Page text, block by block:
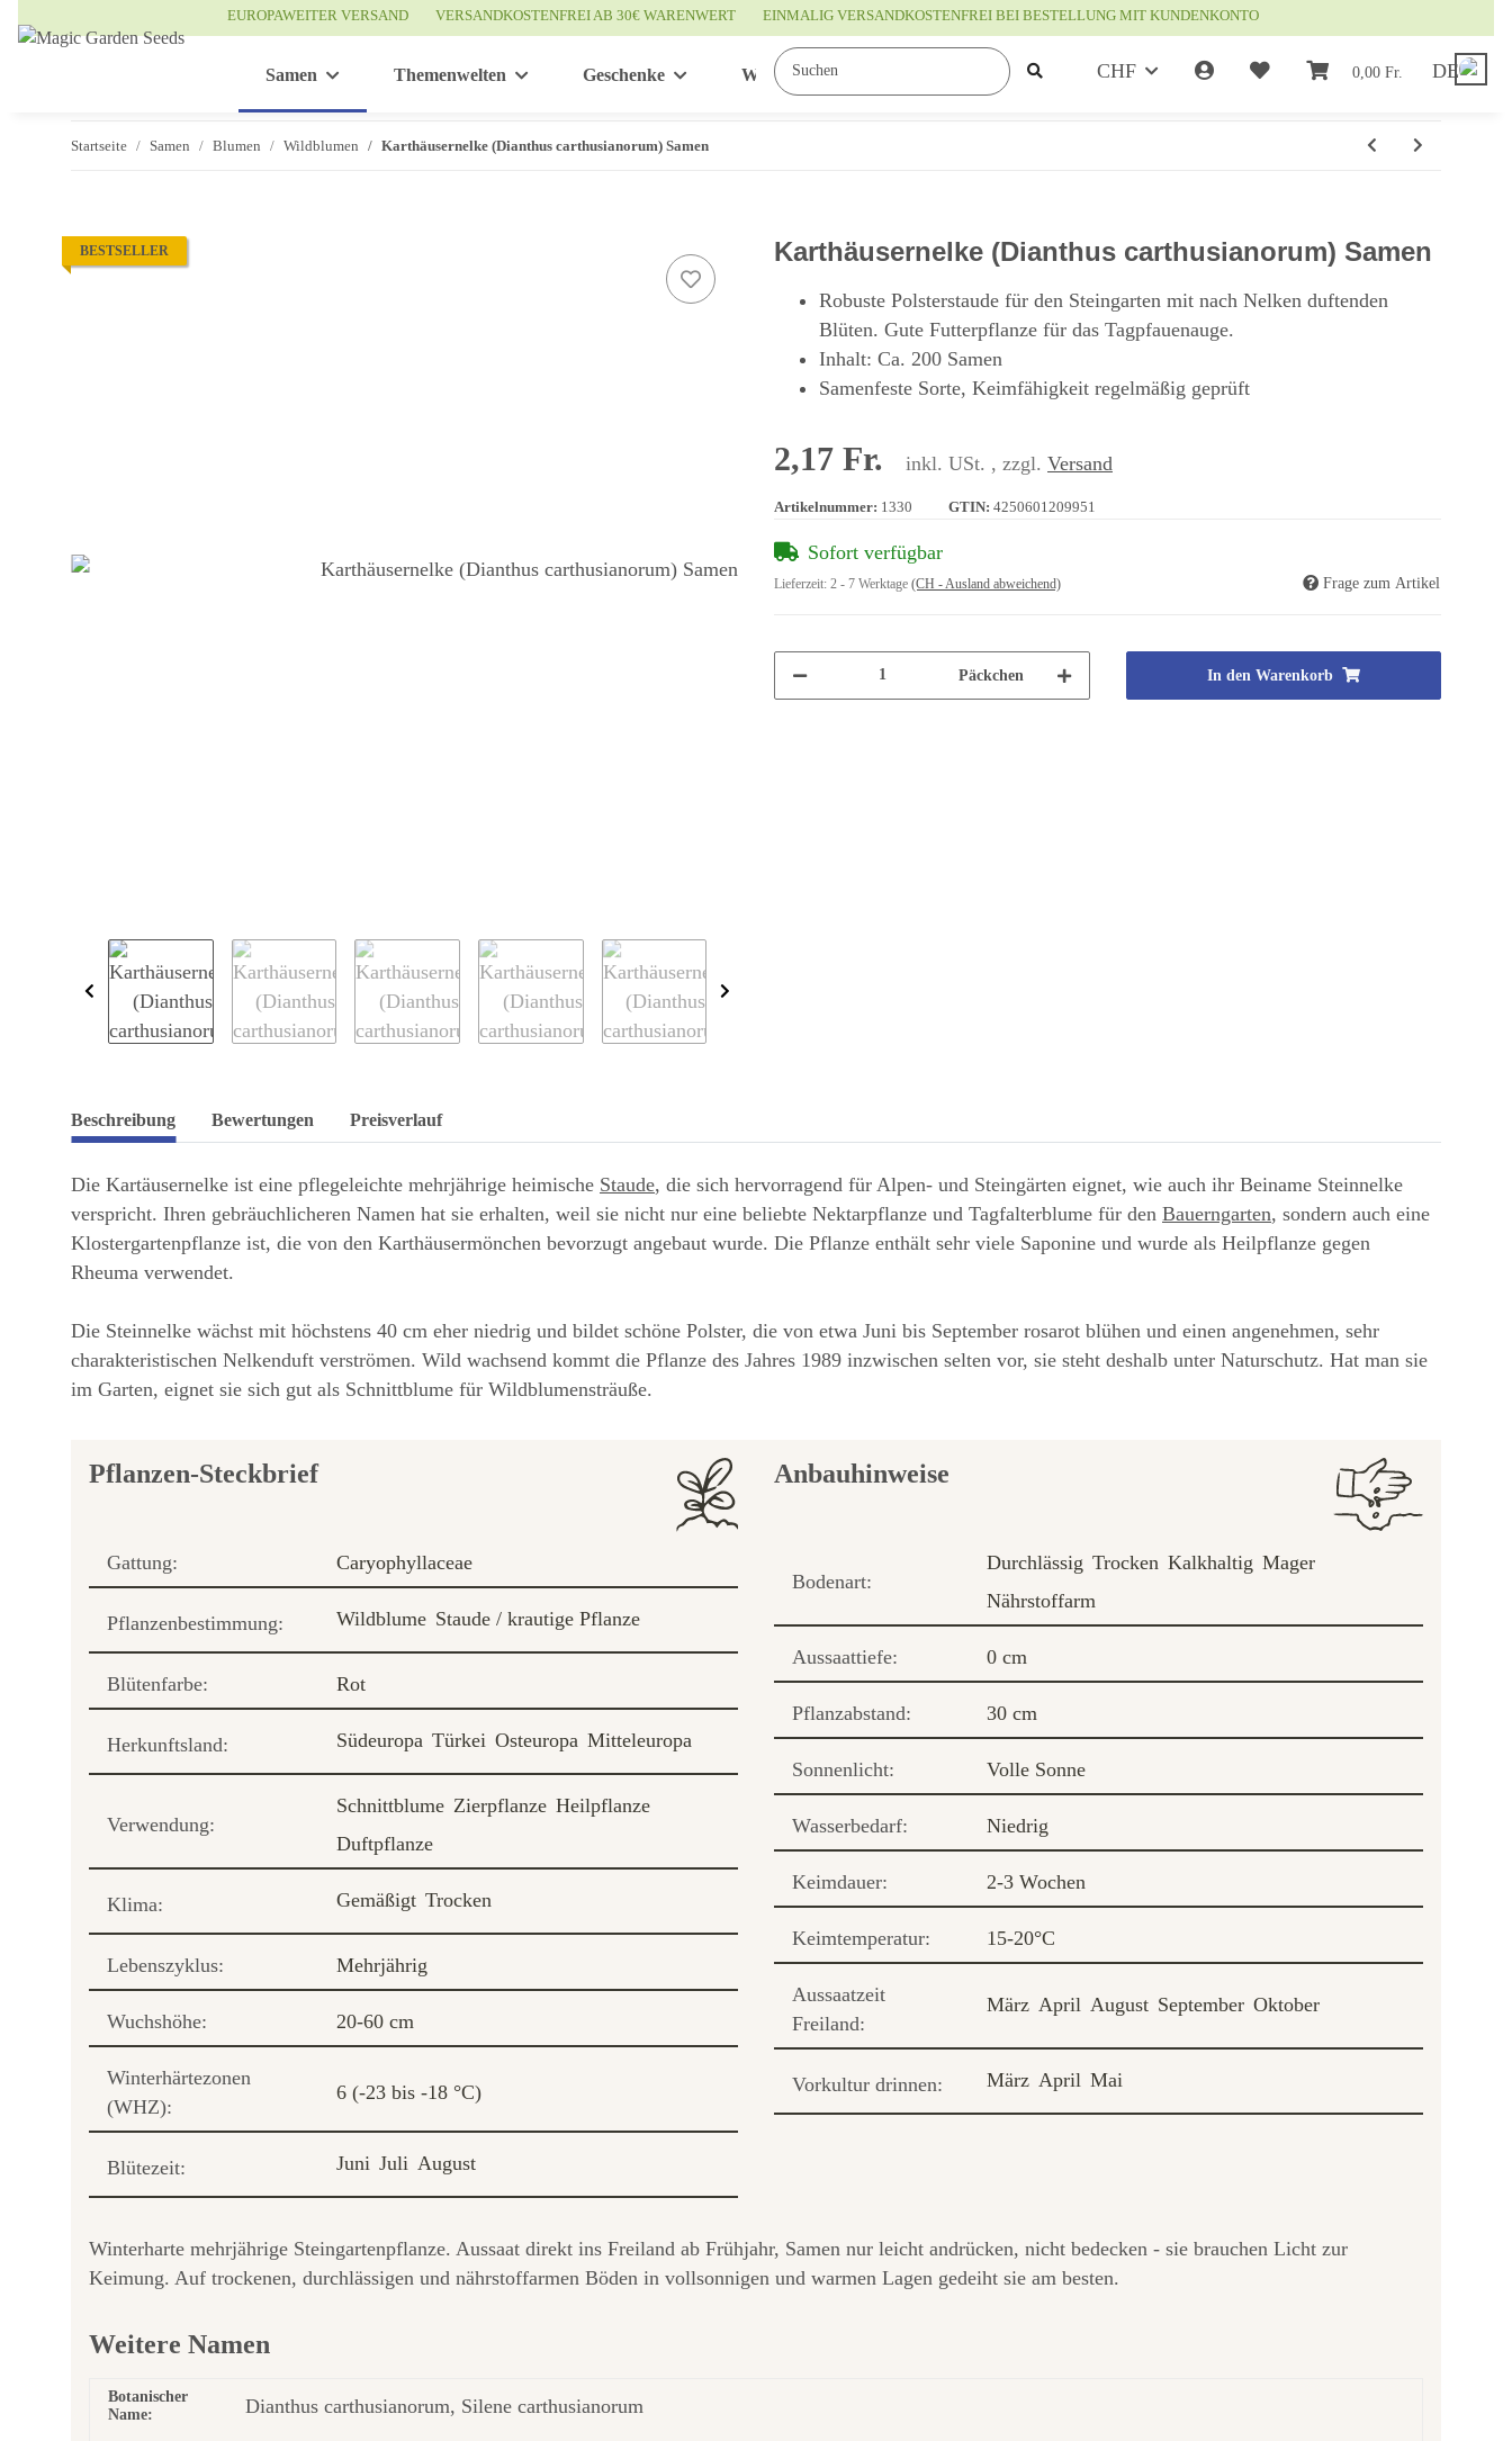
EUROPAWEITER VERSAND VERSANDKOSTENFREI AB 30€ WARENWERT EINMALIG VERSANDKOSTENFREI BEI BESTELLUNG MIT KUNDENKONTO
CHF 0,00 Fr. DE
Samen Themenwelten Geschenke Wissenswertes
Startseite Samen Blumen Wildblumen Karthäusernelke (Dianthus carthusianorum) Samen
BESTSELLER Karthäusernelke (Dianthus carthusianorum) Samen
Robuste Polsterstaude für den Steingarten mit nach Nelken duftenden
Blüten. Gute Futterpflanze für das Tagpfauenauge.
Inhalt: Ca. 200 Samen
Samenfeste Sorte, Keimfähigkeit regelmäßig geprüft
2,17 Fr. inkl. USt. , zzgl. Versand
Artikelnummer: 1330 GTIN: 4250601209951
Sofort verfügbar
Lieferzeit: 2 - 7 Werktage (CH - Ausland abweichend) Frage zum Artikel
Päckchen In den Warenkorb
Beschreibung Bewertungen Preisverlauf
Die Kartäusernelke ist eine pflegeleichte mehrjährige heimische Staude, die sich hervorragend für Alpen- und Steingärten eignet, wie auch ihr Beiname Steinnelke
verspricht. Ihren gebräuchlicheren Namen hat sie erhalten, weil sie nicht nur eine beliebte Nektarpflanze und Tagfalterblume für den Bauerngarten, sondern auch eine
Klostergartenpflanze ist, die von den Karthäusermönchen bevorzugt angebaut wurde. Die Pflanze enthält sehr viele Saponine und wurde als Heilpflanze gegen
Rheuma verwendet.
Die Steinnelke wächst mit höchstens 40 cm eher niedrig und bildet schöne Polster, die von etwa Juni bis September rosarot blühen und einen angenehmen, sehr
charakteristischen Nelkenduft verströmen. Wild wachsend kommt die Pflanze des Jahres 1989 inzwischen selten vor, sie steht deshalb unter Naturschutz. Hat man sie
im Garten, eignet sie sich gut als Schnittblume für Wildblumensträuße.
Pflanzen-Steckbrief
Gattung: Caryophyllaceae
Pflanzenbestimmung: Wildblume Staude / krautige Pflanze
Blütenfarbe: Rot
Herkunftsland: Südeuropa Türkei Osteuropa Mitteleuropa
Verwendung:
Schnittblume Zierpflanze Heilpflanze
Duftpflanze
Klima: Gemäßigt Trocken
Lebenszyklus: Mehrjährig
Wuchshöhe: 20-60 cm
Winterhärtezonen
(WHZ):
6 (-23 bis -18 °C)
Blütezeit: Juni Juli August
Anbauhinweise
Bodenart:
Durchlässig Trocken Kalkhaltig Mager
Nährstoffarm
Aussaattiefe: 0 cm
Pflanzabstand: 30 cm
Sonnenlicht: Volle Sonne
Wasserbedarf: Niedrig
Keimdauer: 2-3 Wochen
Keimtemperatur: 15-20°C
Aussaatzeit
Freiland:
März April August September Oktober
Vorkultur drinnen: März April Mai
Winterharte mehrjährige Steingartenpflanze. Aussaat direkt ins Freiland ab Frühjahr, Samen nur leicht andrücken, nicht bedecken - sie brauchen Licht zur
Keimung. Auf trockenen, durchlässigen und nährstoffarmen Böden in vollsonnigen und warmen Lagen gedeiht sie am besten.
Weitere Namen
Botanischer
Name:
Dianthus carthusianorum, Silene carthusianorum